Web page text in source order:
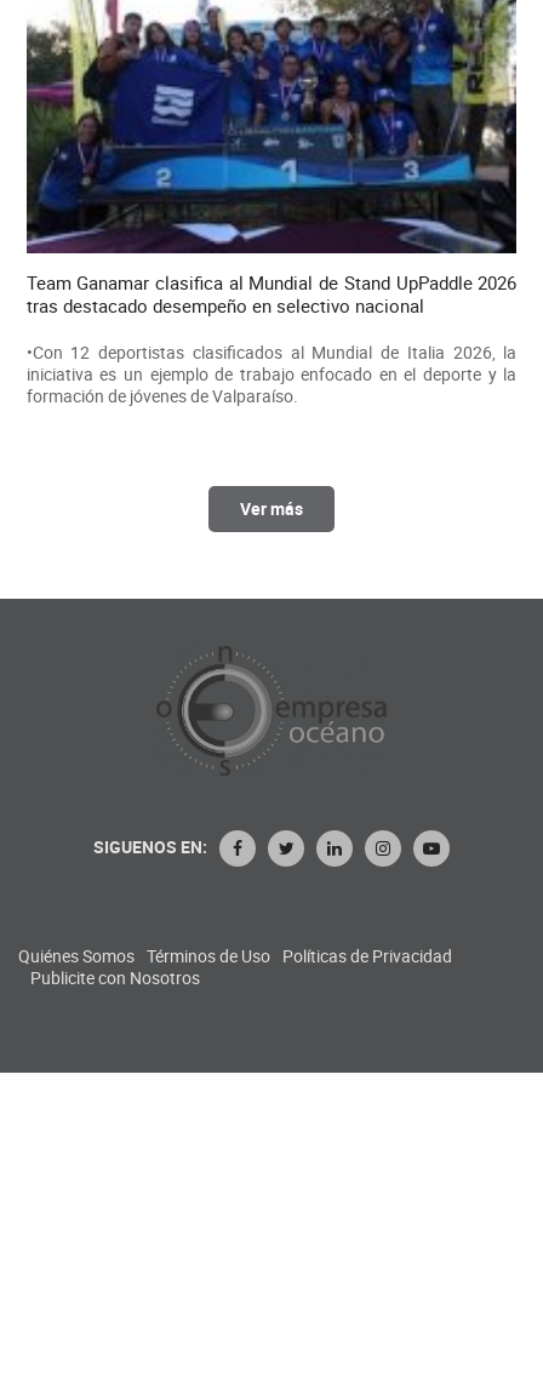
Team Ganamar clasifica al Mundial de Stand UpPaddle 2026
tras destacado desempeño en selectivo nacional
•Con 12 deportistas clasificados al Mundial de Italia 2026, la
iniciativa es un ejemplo de trabajo enfocado en el deporte y la
formación de jóvenes de Valparaíso.
Ver más
SIGUENOS EN:
Quiénes Somos Términos de Uso Políticas de Privacidad
Publicite con Nosotros